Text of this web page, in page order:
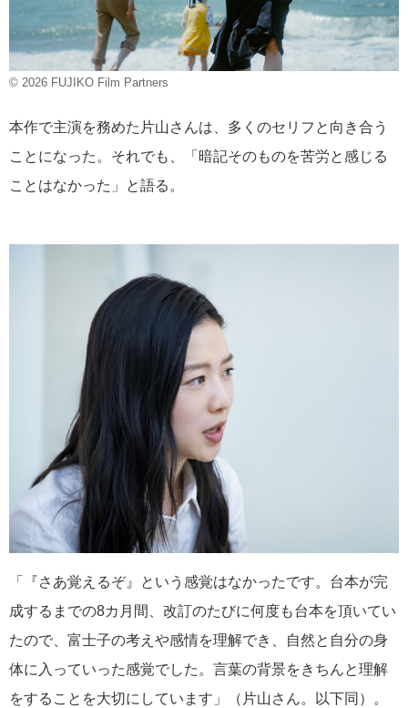
© 2026 FUJIKO Film Partners
本作で主演を務めた片山さんは、多くのセリフと向き合う
ことになった。それでも、「暗記そのものを苦労と感じる
ことはなかった」と語る。
「『さあ覚えるぞ』という感覚はなかったです。台本が完
成するまでの8カ月間、改訂のたびに何度も台本を頂いてい
たので、富士子の考えや感情を理解でき、自然と自分の身
体に入っていった感覚でした。言葉の背景をきちんと理解
をすることを大切にしています」（片山さん。以下同）。